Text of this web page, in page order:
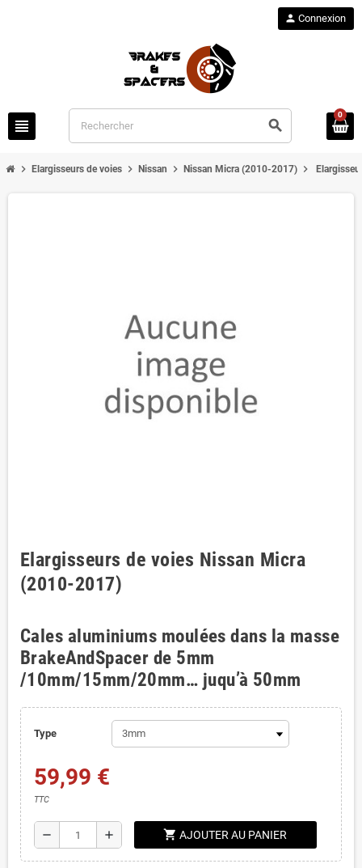
view_headline search
person Connexion
0
chevron_right Elargisseurs de voies chevron_right Nissan chevron_right Nissan Micra (2010-2017) chevron_right
Elargisseurs de voies Nissan Micra
(2010-2017)
Cales aluminiums moulées dans la masse
BrakeAndSpacer de 5mm
/10mm/15mm/20mm… juqu’à 50mm
Type
59,99 €
TTC
remove add shopping_cart AJOUTER AU PANIER